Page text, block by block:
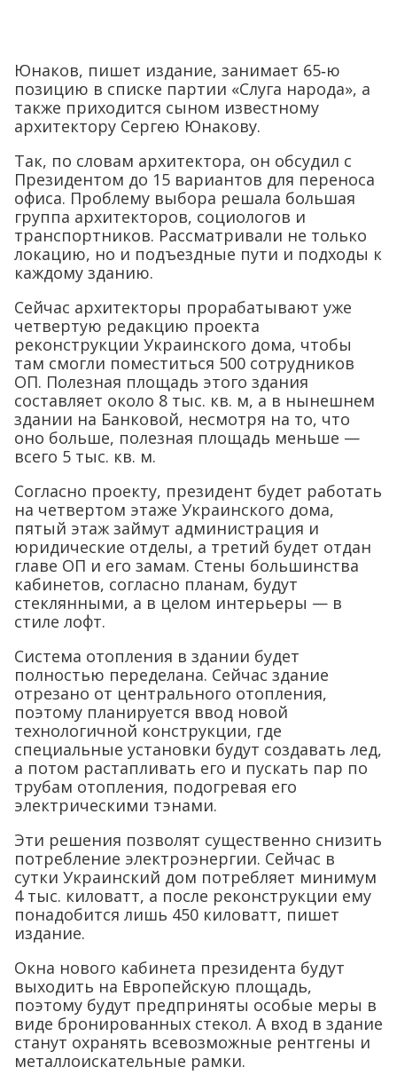
Юнаков, пишет издание, занимает 65‑ю
позицию в списке партии «Слуга народа», а
также приходится сыном известному
архитектору Сергею Юнакову.
Так, по словам архитектора, он обсудил с
Президентом до 15 вариантов для переноса
офиса. Проблему выбора решала большая
группа архитекторов, социологов и
транспортников. Рассматривали не только
локацию, но и подъездные пути и подходы к
каждому зданию.
Сейчас архитекторы прорабатывают уже
четвертую редакцию проекта
реконструкции Украинского дома, чтобы
там смогли поместиться 500 сотрудников
ОП. Полезная площадь этого здания
составляет около 8 тыс. кв. м, а в нынешнем
здании на Банковой, несмотря на то, что
оно больше, полезная площадь меньше —
всего 5 тыс. кв. м.
Согласно проекту, президент будет работать
на четвертом этаже Украинского дома,
пятый этаж займут администрация и
юридические отделы, а третий будет отдан
главе ОП и его замам. Стены большинства
кабинетов, согласно планам, будут
стеклянными, а в целом интерьеры — в
стиле лофт.
Система отопления в здании будет
полностью переделана. Сейчас здание
отрезано от центрального отопления,
поэтому планируется ввод новой
технологичной конструкции, где
специальные установки будут создавать лед,
а потом растапливать его и пускать пар по
трубам отопления, подогревая его
электрическими тэнами.
Эти решения позволят существенно снизить
потребление электроэнергии. Сейчас в
сутки Украинский дом потребляет минимум
4 тыс. киловатт, а после реконструкции ему
понадобится лишь 450 киловатт, пишет
издание.
Окна нового кабинета президента будут
выходить на Европейскую площадь,
поэтому будут предприняты особые меры в
виде бронированных стекол. А вход в здание
станут охранять всевозможные рентгены и
металло­искательные рамки.